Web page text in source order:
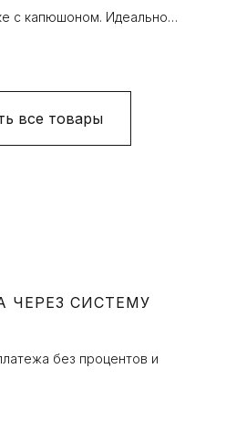
с капюшоном. Идеально
все товары
ЧЕРЕЗ СИСТЕМУ
без процентов и
и мы